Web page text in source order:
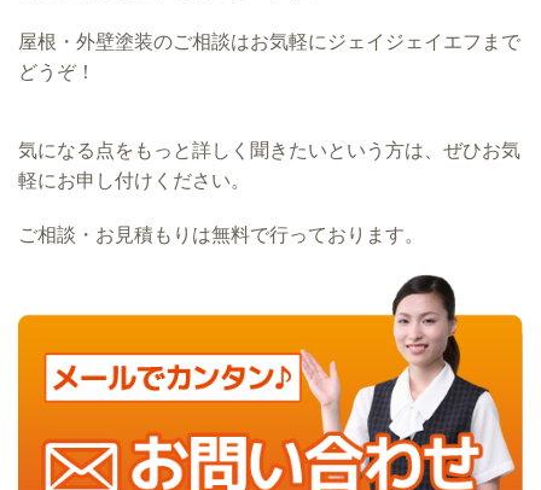
屋根・外壁塗装のご相談はお気軽にジェイジェイエフまで
どうぞ！
気になる点をもっと詳しく聞きたいという方は、ぜひお気
軽にお申し付けください。
ご相談・お見積もりは無料で行っております。